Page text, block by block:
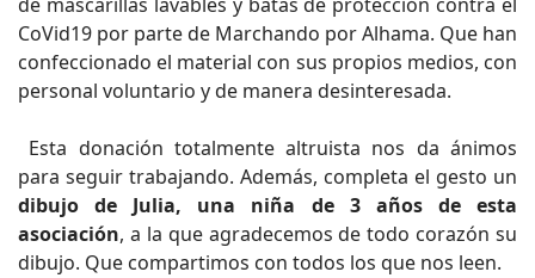
CoVid19 por parte de Marchando por Alhama. Que han
confeccionado el material con sus propios medios, con
personal voluntario y de manera desinteresada.
Esta donación totalmente altruista nos da ánimos
para seguir trabajando. Además, completa el gesto un
dibujo de Julia, una niña de 3 años de esta
asociación, a la que agradecemos de todo corazón su
dibujo. Que compartimos con todos los que nos leen.